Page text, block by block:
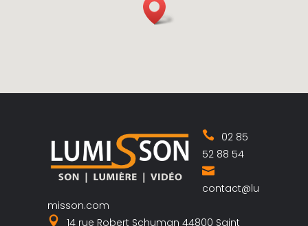
02 85
52 88 54
contact@lu
misson.com
14 rue Robert Schuman 44800 Saint